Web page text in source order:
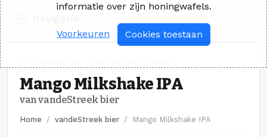
Mango Milkshake IPA
van vandeStreek bier
Home vandeStreek bier Mango Milkshake IPA
informatie over zijn honingwafels.
Voorkeuren Cookies toestaan